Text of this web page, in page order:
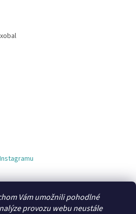
Vám umožnili pohodlné
provozu webu neustále